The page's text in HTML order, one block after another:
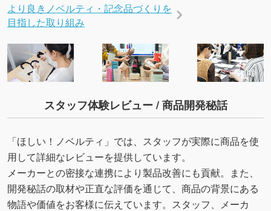
より良きノベルティ・記念品づくりを
目指した取り組み
スタッフ体験レビュー / 商品開発秘話
「ほしい！ノベルティ」では、スタッフが実際に商品を使
用して詳細なレビューを提供しています。
メーカーとの密接な連携により製品改善にも貢献。また、
開発秘話の取材や正直な評価を通じて、商品の背景にある
物語や価値をお客様に伝えています。スタッフ、メーカ